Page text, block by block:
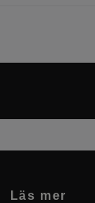
Läs mer